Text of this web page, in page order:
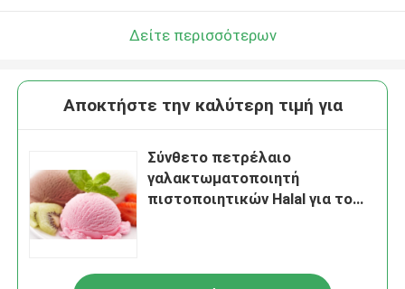
Δείτε περισσότερων
Αποκτήστε την καλύτερη τιμή για
Σύνθετο πετρέλαιο
γαλακτωματοποιητή
πιστοποιητικών Halal για το